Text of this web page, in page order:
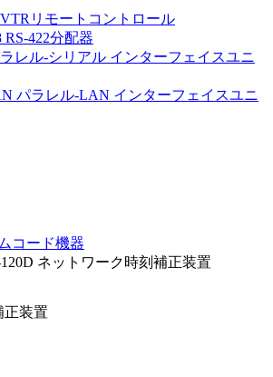
リモートコントロール
RS-422分配器
ラレル-シリアル インターフェイスユニ
パラレル-LAN インターフェイスユニ
コード機器
ネットワーク時刻補正装置
正装置